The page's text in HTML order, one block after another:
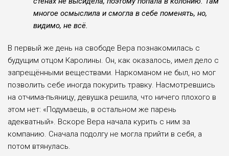
многое осмыслила и смогла в себе поменять, но,
видимо, не всё.
В первый же день на свободе Вера познакомилась с
будущим отцом Каролины. Он, как оказалось, имел дело с
запрещёнными веществами. Наркоманом не был, но мог
позволить себе иногда покурить травку. Насмотревшись
на отчима-пьяницу, девушка решила, что ничего плохого в
этом нет: «Подумаешь, в остальном же парень
адекватный». Вскоре Вера начала курить с ним за
компанию. Сначала подолгу не могла прийти в себя, а
потом втянулась.